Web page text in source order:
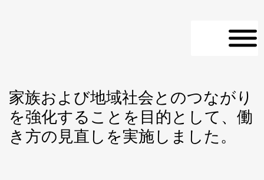
家族および地域社会とのつながり
を強化することを目的として、働
き方の見直しを実施しました。